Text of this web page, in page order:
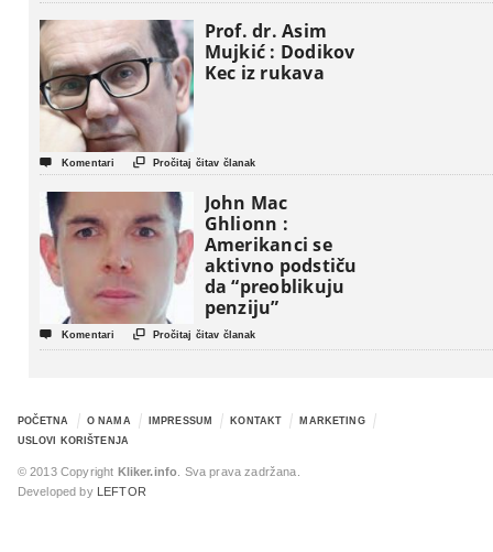
Prof. dr. Asim
Mujkić : Dodikov
Kec iz rukava
 Komentari  Pročitaj čitav članak
John Mac
Ghlionn :
Amerikanci se
aktivno podstiču
da “preoblikuju
penziju”
 Komentari  Pročitaj čitav članak
POČETNA O NAMA IMPRESSUM KONTAKT
MARKETING
USLOVI KORIŠTENJA
© 2013 Copyright Kliker.info . Sva prava zadržana.
Developed by
LEFTOR